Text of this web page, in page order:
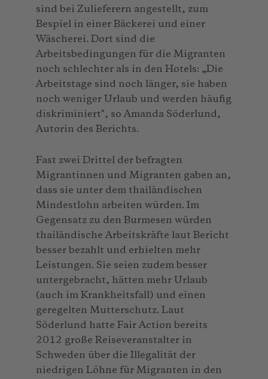
sind bei Zulieferern angestellt, zum
Bespiel in einer Bäckerei und einer
Wäscherei. Dort sind die
Arbeitsbedingungen für die Migranten
noch schlechter als in den Hotels: „Die
Arbeitstage sind noch länger, sie haben
noch weniger Urlaub und werden häufig
diskriminiert", so Amanda Söderlund,
Autorin des Berichts.
Fast zwei Drittel der befragten
Migrantinnen und Migranten gaben an,
dass sie unter dem thailändischen
Mindestlohn arbeiten würden. Im
Gegensatz zu den Burmesen würden
thailändische Arbeitskräfte laut Bericht
besser bezahlt und erhielten mehr
Leistungen. Sie seien zudem besser
untergebracht, hätten mehr Urlaub
(auch im Krankheitsfall) und einen
geregelten Mutterschutz. Laut
Söderlund hatte Fair Action bereits
2012 große Reiseveranstalter in
Schweden über die Illegalität der
niedrigen Löhne für Migranten in den